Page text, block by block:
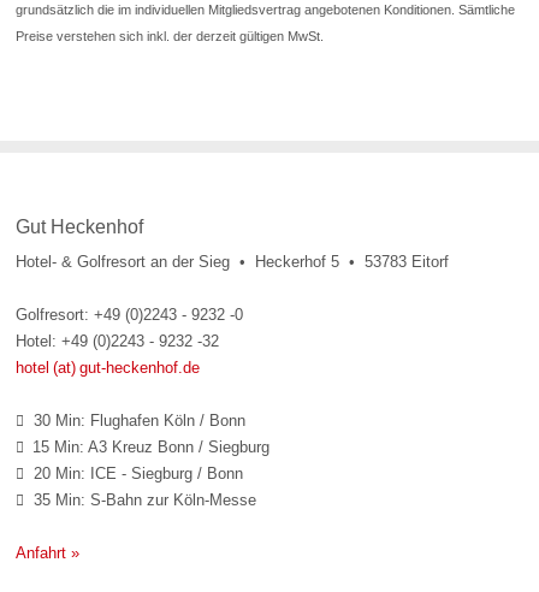
grundsätzlich die im individuellen Mitgliedsvertrag angebotenen Konditionen. Sämtliche
Preise verstehen sich inkl. der derzeit gültigen MwSt.
Gut Heckenhof
Hotel- & Golfresort an der Sieg • Heckerhof 5 • 53783 Eitorf
Golfresort: +49 (0)2243 - 9232 -0
Hotel: +49 (0)2243 - 9232 -32
hotel (at) gut-heckenhof.de
 30 Min: Flughafen Köln / Bonn
 15 Min: A3 Kreuz Bonn / Siegburg
 20 Min: ICE - Siegburg / Bonn
 35 Min: S-Bahn zur Köln-Messe
Anfahrt »